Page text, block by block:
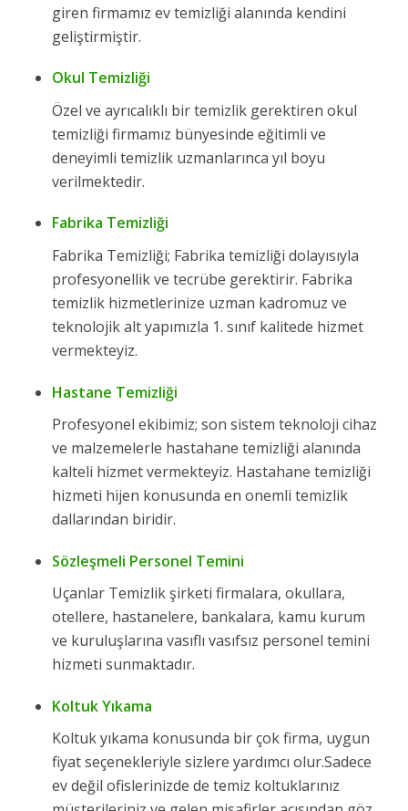
giren firmamız ev temizliği alanında kendini
geliştirmiştir.
Okul Temizliği
Özel ve ayrıcalıklı bir temizlik gerektiren okul
temizliği firmamız bünyesinde eğitimli ve
deneyimli temizlik uzmanlarınca yıl boyu
verilmektedir.
Fabrika Temizliği
Fabrika Temizliği; Fabrika temizliği dolayısıyla
profesyonellik ve tecrübe gerektirir. Fabrika
temizlik hizmetlerinize uzman kadromuz ve
teknolojik alt yapımızla 1. sınıf kalitede hizmet
vermekteyiz.
Hastane Temizliği
Profesyonel ekibimiz; son sistem teknoloji cihaz
ve malzemelerle hastahane temizliği alanında
kalteli hizmet vermekteyiz. Hastahane temizliği
hizmeti hijen konusunda en onemli temizlik
dallarından biridir.
Sözleşmeli Personel Temini
Uçanlar Temizlik şirketi firmalara, okullara,
otellere, hastanelere, bankalara, kamu kurum
ve kuruluşlarına vasıflı vasıfsız personel temini
hizmeti sunmaktadır.
Koltuk Yıkama
Koltuk yıkama konusunda bir çok firma, uygun
fiyat seçenekleriyle sizlere yardımcı olur.Sadece
ev değil ofislerinizde de temiz koltuklarınız